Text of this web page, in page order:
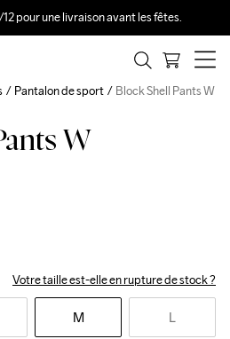
pour une livraison avant les fêtes.
W
Votre taille est-elle en rupture de stock ?
M L
Pantalon de sport Block Shell Pants W